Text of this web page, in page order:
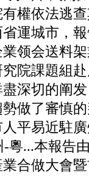
權依法逃
運城市，
领会送料
院課題組
深切的阐
做了審慎
平易近駐
粵...本報告
合做大會